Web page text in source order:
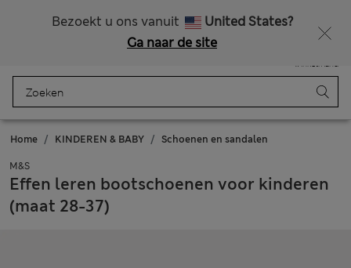
Bezoekt u ons vanuit
United States?
Ga naar de site
Winkelmand
Home KINDEREN & BABY Schoenen en sandalen
M&S
Effen leren bootschoenen voor kinderen
(maat 28-37)